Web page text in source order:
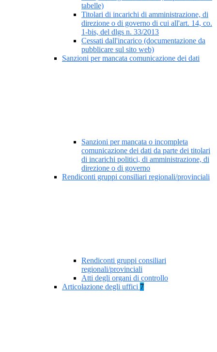
tabelle)
Titolari di incarichi di amministrazione, di
direzione o di governo di cui all'art. 14, co.
1-bis, del dlgs n. 33/2013
Cessati dall'incarico (documentazione da
pubblicare sul sito web)
Sanzioni per mancata comunicazione dei dati
Sanzioni per mancata o incompleta
comunicazione dei dati da parte dei titolari
di incarichi politici, di amministrazione, di
direzione o di governo
Rendiconti gruppi consiliari regionali/provinciali
Rendiconti gruppi consiliari
regionali/provinciali
Atti degli organi di controllo
Articolazione degli uffici 7